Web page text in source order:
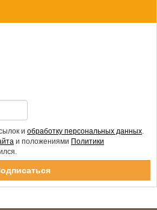
и обработку персональных данных
и положениями Политики